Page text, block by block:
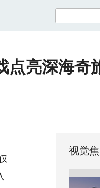
点亮深海奇
视觉